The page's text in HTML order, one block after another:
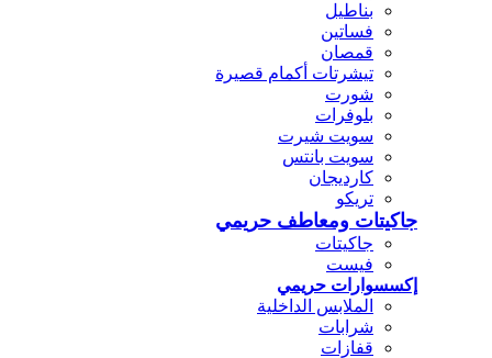
بناطيل
فساتين
قمصان
تيشرتات أكمام قصيرة
شورت
بلوفرات
سويت شيرت
سويت بانتس
كارديجان
تريكو
جاكيتات ومعاطف حريمي
جاكيتات
فيست
إكسسوارات حريمي
الملابس الداخلية
شرابات
قفازات